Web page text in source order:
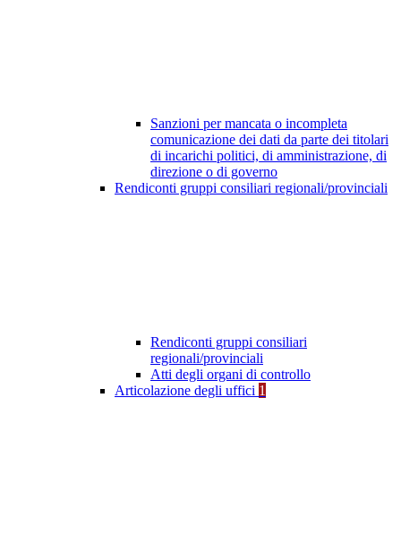
Sanzioni per mancata o incompleta
comunicazione dei dati da parte dei titolari
di incarichi politici, di amministrazione, di
direzione o di governo
Rendiconti gruppi consiliari regionali/provinciali
Rendiconti gruppi consiliari
regionali/provinciali
Atti degli organi di controllo
Articolazione degli uffici 1